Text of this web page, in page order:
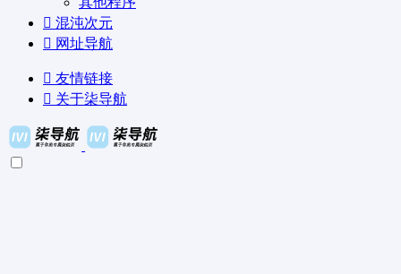
混沌次元
网址导航
友情链接
关于柒导航